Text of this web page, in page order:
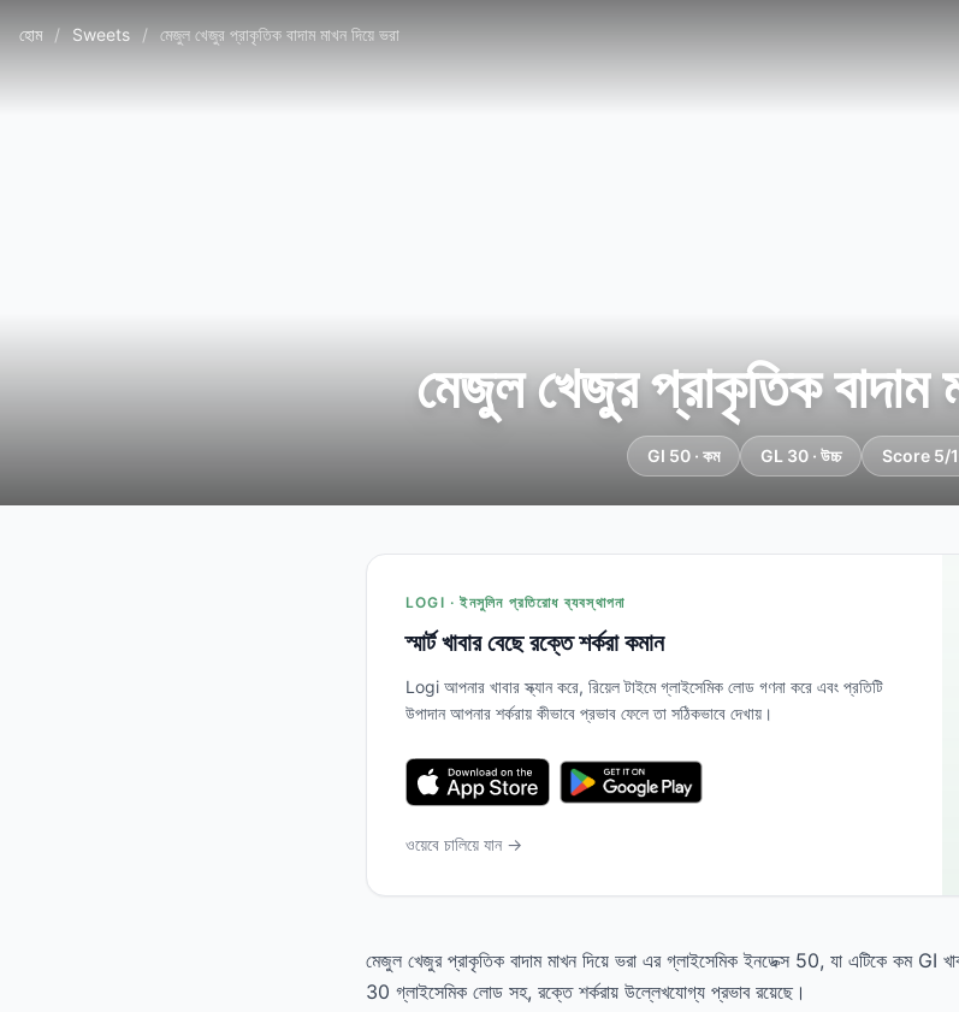
হোম / Sweets / মেজুল খেজুর প্রাকৃতিক বাদাম মাখন দিয়ে ভরা
মেজুল খেজুর প্রাকৃতিক বাদাম
GI 50 · কম GL 30 · উচ্চ Score 5/
LOGI · ইনসুলিন প্রতিরোধ ব্যবস্থাপনা
স্মার্ট খাবার বেছে রক্তে শর্করা কমান
Logi আপনার খাবার স্ক্যান করে, রিয়েল টাইমে গ্লাইসেমিক লোড গণনা করে এবং প্রতিটি
উপাদান আপনার শর্করায় কীভাবে প্রভাব ফেলে তা সঠিকভাবে দেখায়।
ওয়েবে চালিয়ে যান →
মেজুল খেজুর প্রাকৃতিক বাদাম মাখন দিয়ে ভরা এর গ্লাইসেমিক ইনডেক্স 50, যা এটিকে কম GI
30 গ্লাইসেমিক লোড সহ, রক্তে শর্করায় উল্লেখযোগ্য প্রভাব রয়েছে।